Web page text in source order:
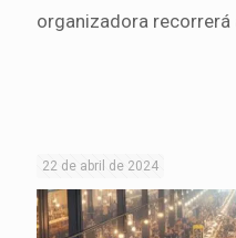
organizadora recorrerá
22 de abril de 2024